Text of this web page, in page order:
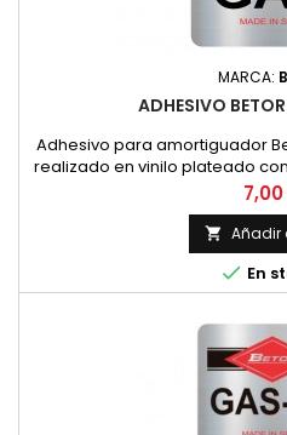
MARCA:
ADHESIVO
Adhesivo para amortiguador
realizado en vinilo plateado
PRECIO
 Añadir
 En